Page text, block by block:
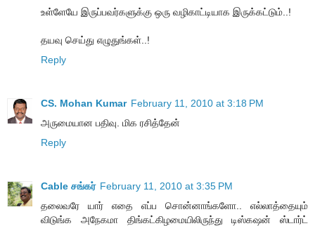
உள்ளேயே இருப்பவர்களுக்கு ஒரு வழிகாட்டியாக இருக்கட்டும்..!
தயவு செய்து எழுதுங்கள்..!
Reply
CS. Mohan Kumar February 11, 2010 at 3:18 PM
அருமையான பதிவு. மிக ரசித்தேன்
Reply
Cable சங்கர் February 11, 2010 at 3:35 PM
தலைவரே யார் எதை எப்ப சொன்னாங்களோ.. எல்லாத்தையும்
விடுங்க அநேகமா திங்கட்கிழமையிலிருந்து டிஸ்கஷன் ஸ்டார்ட்